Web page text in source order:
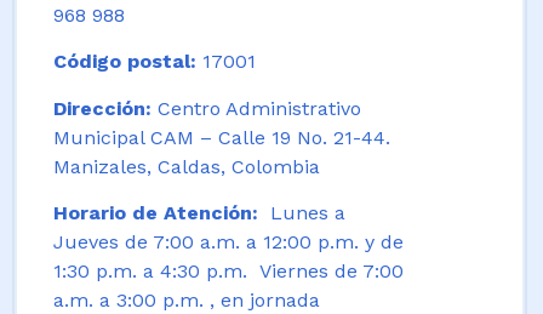
968 988
Código postal: 17001
Dirección: Centro Administrativo
Municipal CAM – Calle 19 No. 21-44.
Manizales, Caldas, Colombia
Horario de Atención: Lunes a
Jueves de 7:00 a.m. a 12:00 p.m. y de
1:30 p.m. a 4:30 p.m. Viernes de 7:00
a.m. a 3:00 p.m. , en jornada